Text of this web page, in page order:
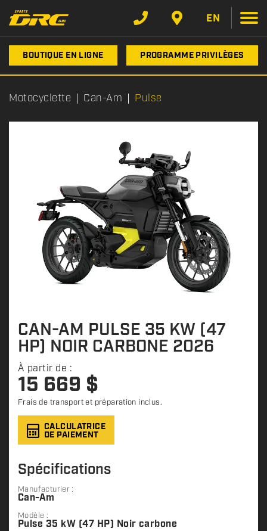
EN
BOUTIQUE EN LIGNE PROGRAMME PRIVILÈGES
Motocyclette Can-Am Pulse
CAN-AM PULSE 35 KW (47
HP) NOIR CARBONE 2026
À partir de :
15 669 $
Frais de transport et préparation inclus.
CALCULATRICE
DE PAIEMENT
Spécifications
Manufacturier :
Can-Am
Modèle :
Pulse 35 kW (47 HP) Noir carbone